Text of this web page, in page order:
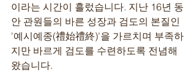
이라는 시간이 흘렀습니다. 지난 16년 동
안 관원들의 바른 성장과 검도의 본질인
'예시예종(禮始禮終)'을 가르치며 부족하
지만 바르게 검도를 수련하도록 전념해
왔습니다.